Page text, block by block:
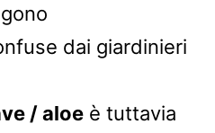
dai giardinieri
/ aloe è tuttavia